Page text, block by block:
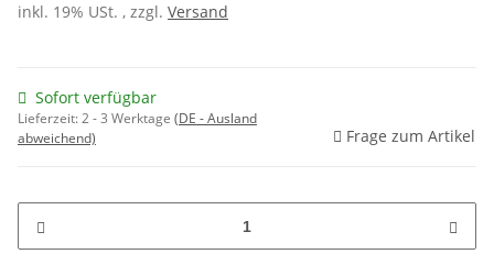
inkl. 19% USt. , zzgl. Versand
Sofort verfügbar
Lieferzeit:2 - 3 Werktage (DE - Ausland
abweichend)
Frage zum Artikel